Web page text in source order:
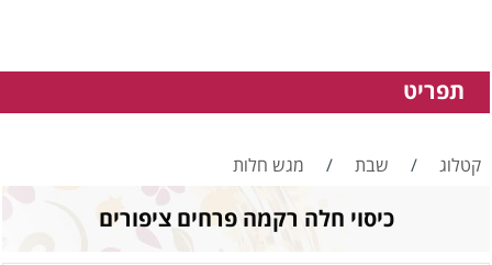
תפריט
קטלוג / שבת / מגש חלות
כיסוי חלה רקמה פרחים ציפורים